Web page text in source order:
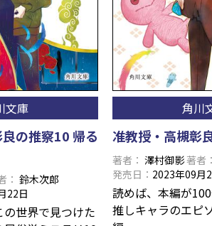
文庫
の推察10 帰る
鈴木次郎
22日
世界で見つけた
角川
准教授・高槻彰
著者 澤村御影著者
発売日
2023年09月
読めば、本編が
推しキャラのエピ